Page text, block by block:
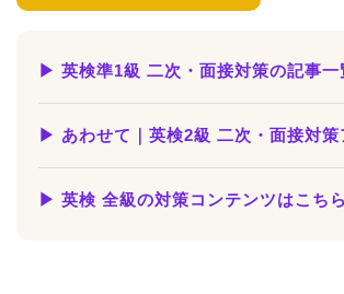
▶ 英検準1級 二次・面接対策の記事一
▶ あわせて｜英検2級 二次・面接対策
▶ 英検 全級の対策コンテンツはこちら